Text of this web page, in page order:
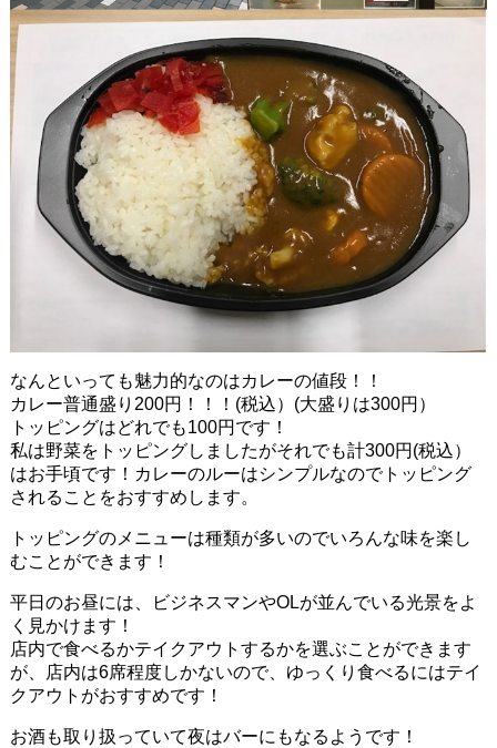
なんといっても魅力的なのはカレーの値段！！
カレー普通盛り200円！！！(税込）(大盛りは300円）
トッピングはどれでも100円です！
私は野菜をトッピングしましたがそれでも計300円(税込）
はお手頃です！カレーのルーはシンプルなのでトッピング
されることをおすすめします。
トッピングのメニューは種類が多いのでいろんな味を楽し
むことができます！
平日のお昼には、ビジネスマンやOLが並んでいる光景をよ
く見かけます！
店内で食べるかテイクアウトするかを選ぶことができます
が、店内は6席程度しかないので、ゆっくり食べるにはテイ
クアウトがおすすめです！
お酒も取り扱っていて夜はバーにもなるようです！